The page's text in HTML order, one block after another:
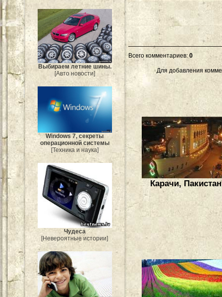
Выбираем летние шины.
[Авто новости]
Windows 7, секреты
операционной системы
[Техника и наука]
Чудеса
[Невероятные истории]
Всего комментариев: 0
Для добавления
Карачи, Пакистан